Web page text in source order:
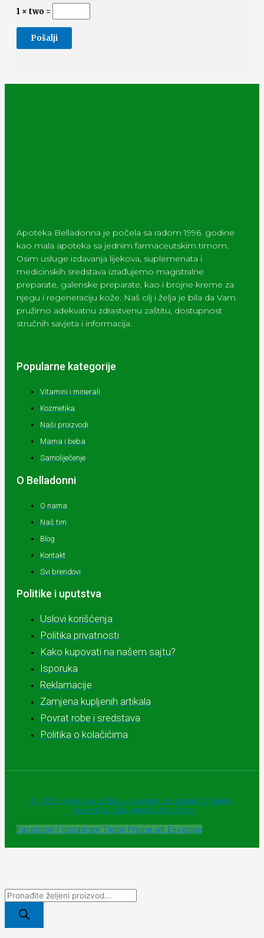
1 × two =
Apoteka Belladonna je počela sa radom 1996. godine
kao mala apoteka sa jednim farmaceutskim timom.
Osim usluge izdavanja lijekova, suplemenata i
medicinskih sredstava izrađujemo magistralne
preparate, galenske preparate, kao i brojne kreme za
njegu i regeneraciju kože. Naš cilj i želja je bila da Vam
pružimo adekvatnu zdrastvenu zaštitu, dostupnost
stručnih savjeta i informacija.
Popularne kategorije
Vitamini i minerali
Kozmetika
Naši proizvodi
Mama i beba
Samoliječenje
O Belladonni
O nama
Naš tim
Blog
Kontakt
Svi brendovi
Politike i uputstva
Uslovi korišćenja
Politika privatnosti
Kako kupovati na našem sajtu?
Isporuka
Reklamacije
Zamjena kupljenih artikala
Povrat robe i sredstava
Politika o kolačićima
© 2025 - Sva prava zadržava Apoteke "Belladonna" Trebinje |
Powered and designed by Webherzz
Facebook-f Instagram Tiktok Phone-alt Envelope